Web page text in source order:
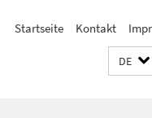
Startseite Kontakt
DE